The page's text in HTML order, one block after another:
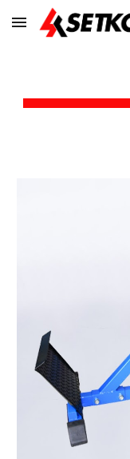
Skip to main content